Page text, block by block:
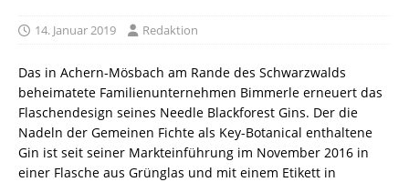
14. Januar 2019 Redaktion
Das in Achern-Mösbach am Rande des Schwarzwalds
beheimatete Familienunternehmen Bimmerle erneuert das
Flaschendesign seines Needle Blackforest Gins. Der die
Nadeln der Gemeinen Fichte als Key-Botanical enthaltene
Gin ist seit seiner Markteinführung im November 2016 in
einer Flasche aus Grünglas und mit einem Etikett in